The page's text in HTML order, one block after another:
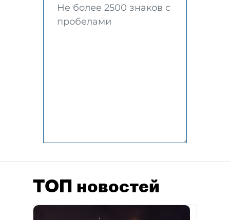
ТОП новостей